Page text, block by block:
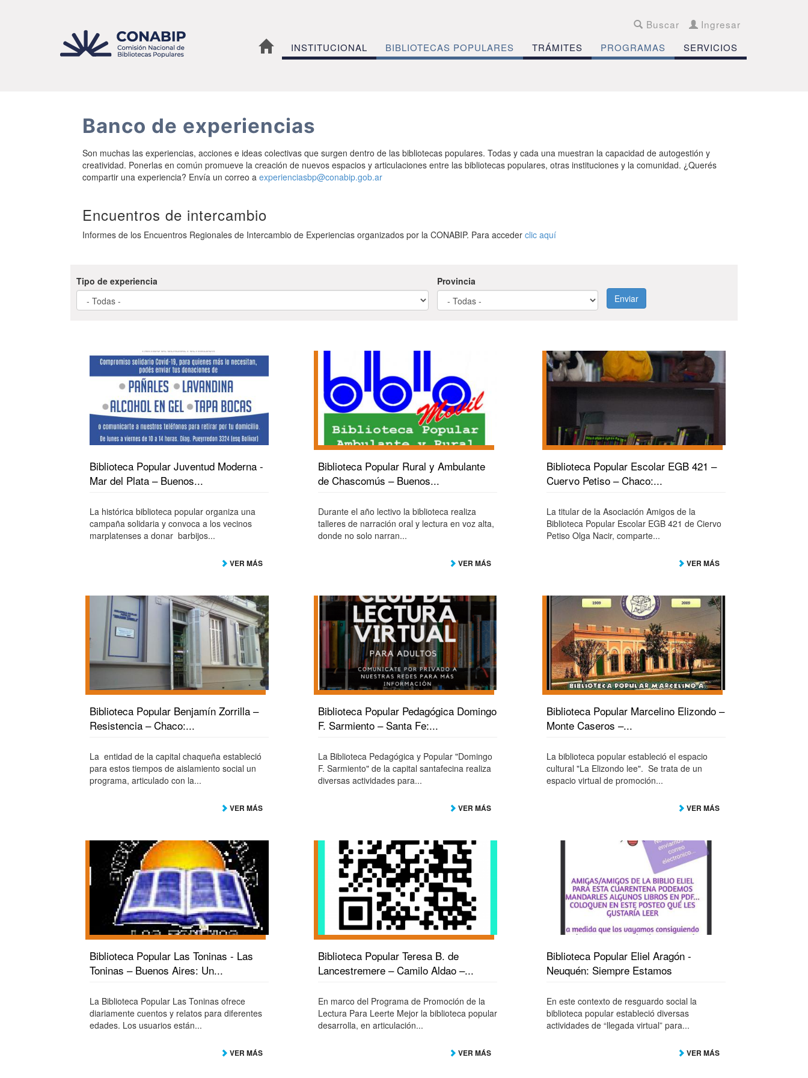
INSTITUCIONAL BIBLIOTECAS POPULARES TRÁMITES PROGRAMAS SERVICIOS
Buscar Ingresar
Banco de experiencias
Son muchas las experiencias, acciones e ideas colectivas que surgen dentro de las bibliotecas populares. Todas y cada una muestran la capacidad de autogestión y
creatividad. Ponerlas en común promueve la creación de nuevos espacios y articulaciones entre las bibliotecas populares, otras instituciones y la comunidad. ¿Querés
compartir una experiencia? Envía un correo a experienciasbp@conabip.gob.ar
Encuentros de intercambio
Informes de los Encuentros Regionales de Intercambio de Experiencias organizados por la CONABIP. Para acceder clic aquí
Tipo de experiencia
Provincia
Enviar
Biblioteca Popular Juventud Moderna -
Mar del Plata – Buenos...
La histórica biblioteca popular organiza una
campaña solidaria y convoca a los vecinos
marplatenses a donar barbijos...
VER MÁS
Biblioteca Popular Rural y Ambulante
de Chascomús – Buenos...
Durante el año lectivo la biblioteca realiza
talleres de narración oral y lectura en voz alta,
donde no solo narran...
VER MÁS
Biblioteca Popular Escolar EGB 421 –
Cuervo Petiso – Chaco:...
La titular de la Asociación Amigos de la
Biblioteca Popular Escolar EGB 421 de Ciervo
Petiso Olga Nacir, comparte...
VER MÁS
Biblioteca Popular Benjamín Zorrilla –
Resistencia – Chaco:...
La entidad de la capital chaqueña estableció
para estos tiempos de aislamiento social un
programa, articulado con la...
VER MÁS
Biblioteca Popular Pedagógica Domingo
F. Sarmiento – Santa Fe:...
La Biblioteca Pedagógica y Popular "Domingo
F. Sarmiento" de la capital santafecina realiza
diversas actividades para...
VER MÁS
Biblioteca Popular Marcelino Elizondo –
Monte Caseros –...
La biblioteca popular estableció el espacio
cultural "La Elizondo lee". Se trata de un
espacio virtual de promoción...
VER MÁS
Biblioteca Popular Las Toninas - Las
Toninas – Buenos Aires: Un...
La Biblioteca Popular Las Toninas ofrece
diariamente cuentos y relatos para diferentes
edades. Los usuarios están...
VER MÁS
Biblioteca Popular Teresa B. de
Lancestremere – Camilo Aldao –...
En marco del Programa de Promoción de la
Lectura Para Leerte Mejor la biblioteca popular
desarrolla, en articulación...
VER MÁS
Biblioteca Popular Eliel Aragón -
Neuquén: Siempre Estamos
En este contexto de resguardo social la
biblioteca popular estableció diversas
actividades de “llegada virtual” para...
VER MÁS